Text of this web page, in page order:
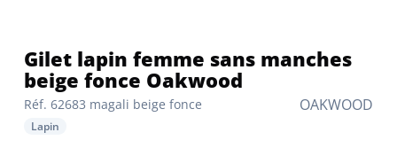
OAKWOOD
Réf. 62683 magali beige fonce
Gilet lapin femme sans manches
beige fonce Oakwood
Lapin